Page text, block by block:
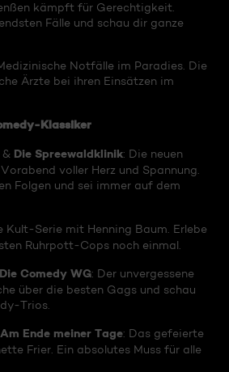
kämpft für Gerechtigkeit.
Fälle und schau dir ganze
Notfälle im Paradies. Die
Ärzte bei ihren Einsätzen im
Klassiker
& Die Spreewaldklinik: Die neuen
voller Herz und Spannung.
Folgen und sei immer auf dem
Kult-Serie mit Henning Baum. Erlebe
Ruhrpott-Cops noch einmal.
Comedy WG: Der unvergessene
über die besten Gags und schau
Trios.
Ende meiner Tage: Das gefeierte
Frier. Ein absolutes Muss für alle